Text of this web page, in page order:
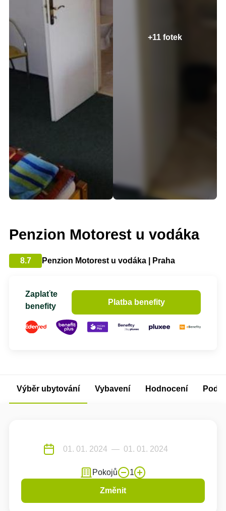
+11 fotek
Penzion Motorest u vodáka
8.7 Penzion Motorest u vodáka | Praha
Zaplaťte
benefity
Platba benefity
Výběr ubytování Vybavení Hodnocení
Pokojů 1
Změnit